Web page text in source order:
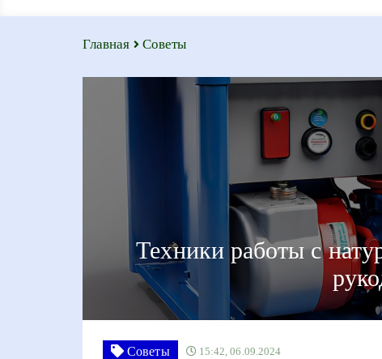
Главная Советы
Техники работы с
Советы 15:42, 06.09.2024